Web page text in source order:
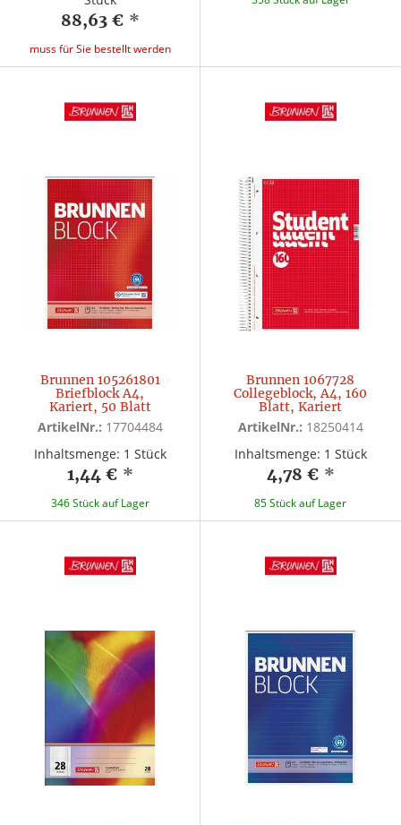
88,63 € *
muss für Sie bestellt werden
Brunnen 105261801
Briefblock A4,
Kariert, 50 Blatt
ArtikelNr.: 17704484
Inhaltsmenge: 1 Stück
1,44 € *
346 Stück auf Lager
Brunnen 1067728
Collegeblock, A4, 160
Blatt, Kariert
ArtikelNr.: 18250414
Inhaltsmenge: 1 Stück
4,78 € *
85 Stück auf Lager